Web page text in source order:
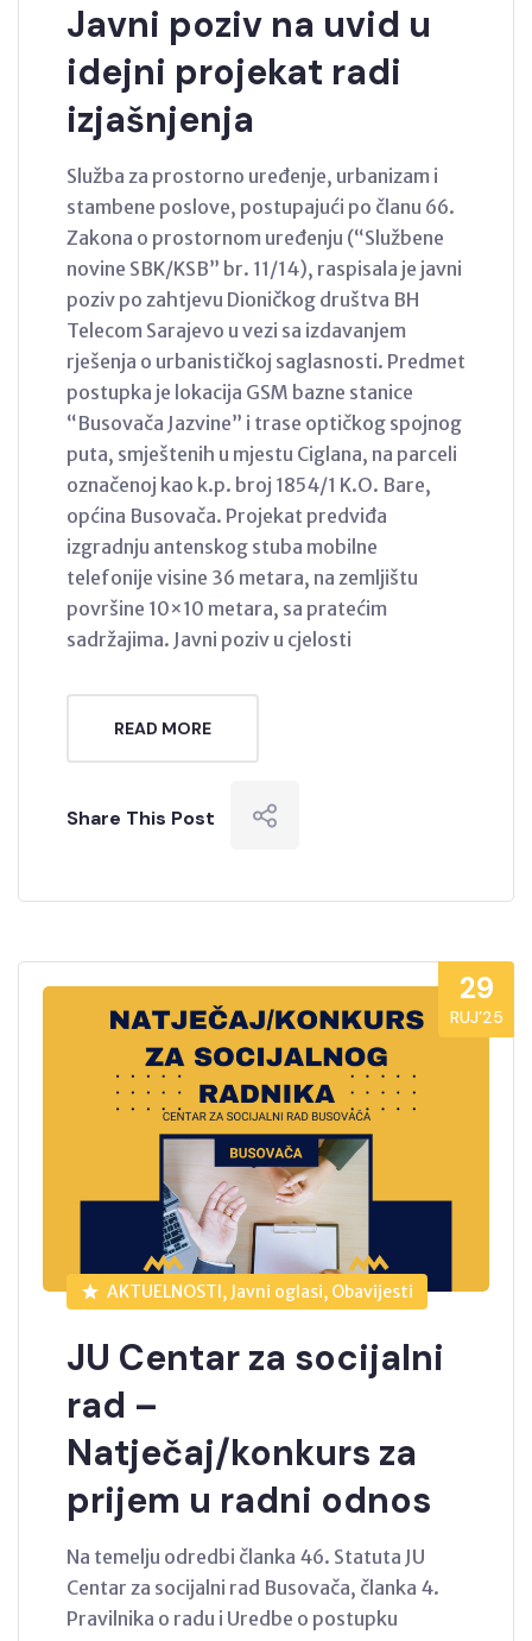
Javni poziv na uvid u
idejni projekat radi
izjašnjenja
Služba za prostorno uređenje, urbanizam i
stambene poslove, postupajući po članu 66.
Zakona o prostornom uređenju (“Službene
novine SBK/KSB” br. 11/14), raspisala je javni
poziv po zahtjevu Dioničkog društva BH
Telecom Sarajevo u vezi sa izdavanjem
rješenja o urbanističkoj saglasnosti. Predmet
postupka je lokacija GSM bazne stanice
“Busovača Jazvine” i trase optičkog spojnog
puta, smještenih u mjestu Ciglana, na parceli
označenoj kao k.p. broj 1854/1 K.O. Bare,
općina Busovača. Projekat predviđa
izgradnju antenskog stuba mobilne
telefonije visine 36 metara, na zemljištu
površine 10×10 metara, sa pratećim
sadržajima. Javni poziv u cjelosti
READ MORE
Share This Post
29
RUJ’25
AKTUELNOSTI, Javni oglasi, Obavijesti
JU Centar za socijalni
rad –
Natječaj/konkurs za
prijem u radni odnos
Na temelju odredbi članka 46. Statuta JU
Centar za socijalni rad Busovača, članka 4.
Pravilnika o radu i Uredbe o postupku